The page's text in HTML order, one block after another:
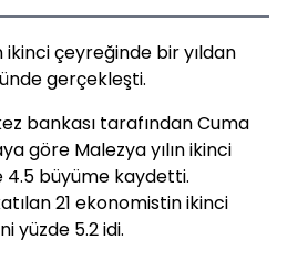
ikinci çeyreğinde bir yıldan
gerçekleşti.
bankası tarafından Cuma
göre Malezya yılın ikinci
4.5 büyüme kaydetti.
21 ekonomistin ikinci
yüzde 5.2 idi.